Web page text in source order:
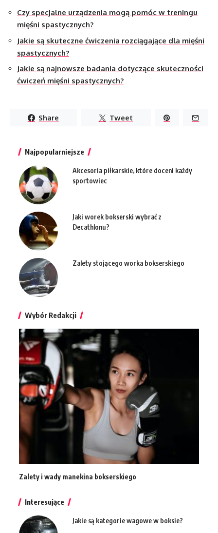
Czy specjalne urządzenia mogą pomóc w treningu
mięśni spastycznych?
Jakie są skuteczne ćwiczenia rozciągające dla mięśni
spastycznych?
Jakie są najnowsze badania dotyczące skuteczności
ćwiczeń mięśni spastycznych?
Share Tweet
Najpopularniejsze
Akcesoria piłkarskie, które doceni każdy
sportowiec
Jaki worek bokserski wybrać z
Decathlonu?
Zalety stojącego worka bokserskiego
Wybór Redakcji
Zalety i wady manekina bokserskiego
Interesujące
Jakie są kategorie wagowe w boksie?